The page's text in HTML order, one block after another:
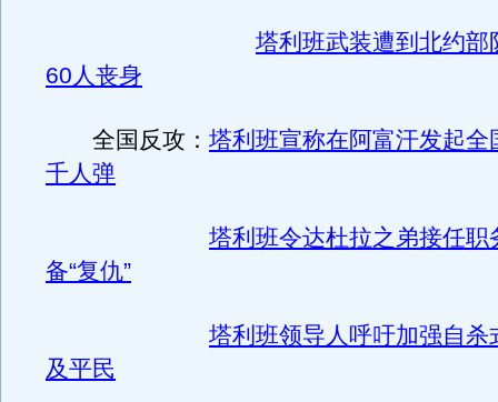
塔利班武装遭到北约部
60人丧身
全国反攻： 塔利班宣称在阿富汗发起全
千人弹
塔利班令达杜拉之弟接任职
备“复仇”
塔利班领导人呼吁加强自杀
及平民